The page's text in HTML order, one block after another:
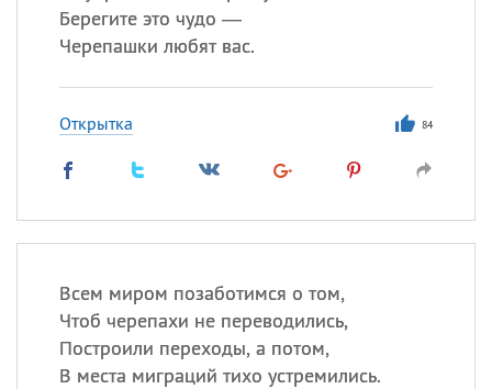
Берегите это чудо —
Черепашки любят вас.
Открытка 84
Всем миром позаботимся о том,
Чтоб черепахи не переводились,
Построили переходы, а потом,
В места миграций тихо устремились.